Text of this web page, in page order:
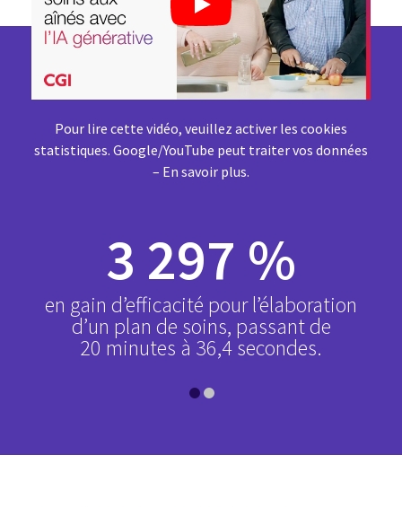
Pour lire cette vidéo, veuillez activer les cookies
statistiques. Google/YouTube peut traiter vos données
– En savoir plus.
3 297 %
en gain d’efficacité pour l’élaboration
d’un plan de soins, passant de
20 minutes à 36,4 secondes.